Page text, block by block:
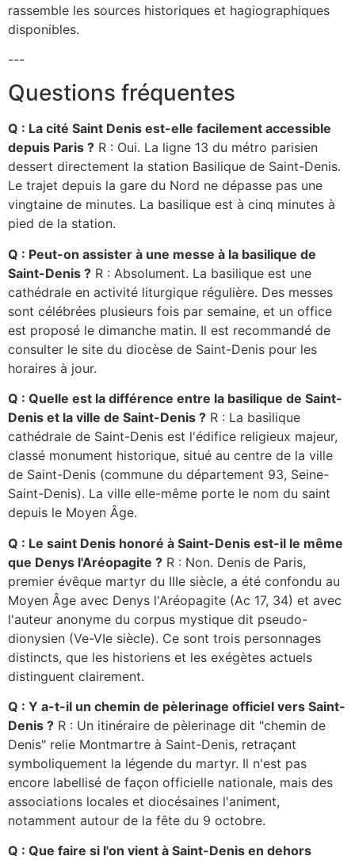
rassemble les sources historiques et hagiographiques
disponibles.
---
Questions fréquentes
Q : La cité Saint Denis est-elle facilement accessible
depuis Paris ? R : Oui. La ligne 13 du métro parisien
dessert directement la station Basilique de Saint-Denis.
Le trajet depuis la gare du Nord ne dépasse pas une
vingtaine de minutes. La basilique est à cinq minutes à
pied de la station.
Q : Peut-on assister à une messe à la basilique de
Saint-Denis ? R : Absolument. La basilique est une
cathédrale en activité liturgique régulière. Des messes
sont célébrées plusieurs fois par semaine, et un office
est proposé le dimanche matin. Il est recommandé de
consulter le site du diocèse de Saint-Denis pour les
horaires à jour.
Q : Quelle est la différence entre la basilique de Saint-
Denis et la ville de Saint-Denis ? R : La basilique
cathédrale de Saint-Denis est l'édifice religieux majeur,
classé monument historique, situé au centre de la ville
de Saint-Denis (commune du département 93, Seine-
Saint-Denis). La ville elle-même porte le nom du saint
depuis le Moyen Âge.
Q : Le saint Denis honoré à Saint-Denis est-il le même
que Denys l'Aréopagite ? R : Non. Denis de Paris,
premier évêque martyr du IIIe siècle, a été confondu au
Moyen Âge avec Denys l'Aréopagite (Ac 17, 34) et avec
l'auteur anonyme du corpus mystique dit pseudo-
dionysien (Ve-VIe siècle). Ce sont trois personnages
distincts, que les historiens et les exégètes actuels
distinguent clairement.
Q : Y a-t-il un chemin de pèlerinage officiel vers Saint-
Denis ? R : Un itinéraire de pèlerinage dit "chemin de
Denis" relie Montmartre à Saint-Denis, retraçant
symboliquement la légende du martyr. Il n'est pas
encore labellisé de façon officielle nationale, mais des
associations locales et diocésaines l'animent,
notamment autour de la fête du 9 octobre.
Q : Que faire si l'on vient à Saint-Denis en dehors